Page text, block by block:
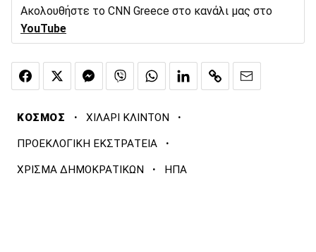
Ακολουθήστε το CNN Greece στο κανάλι μας στο
YouTube
ΚΟΣΜΟΣ · ΧΙΛΑΡΙ ΚΛΙΝΤΟΝ ·
ΠΡΟΕΚΛΟΓΙΚΗ ΕΚΣΤΡΑΤΕΙΑ ·
ΧΡΙΣΜΑ ΔΗΜΟΚΡΑΤΙΚΩΝ · ΗΠΑ